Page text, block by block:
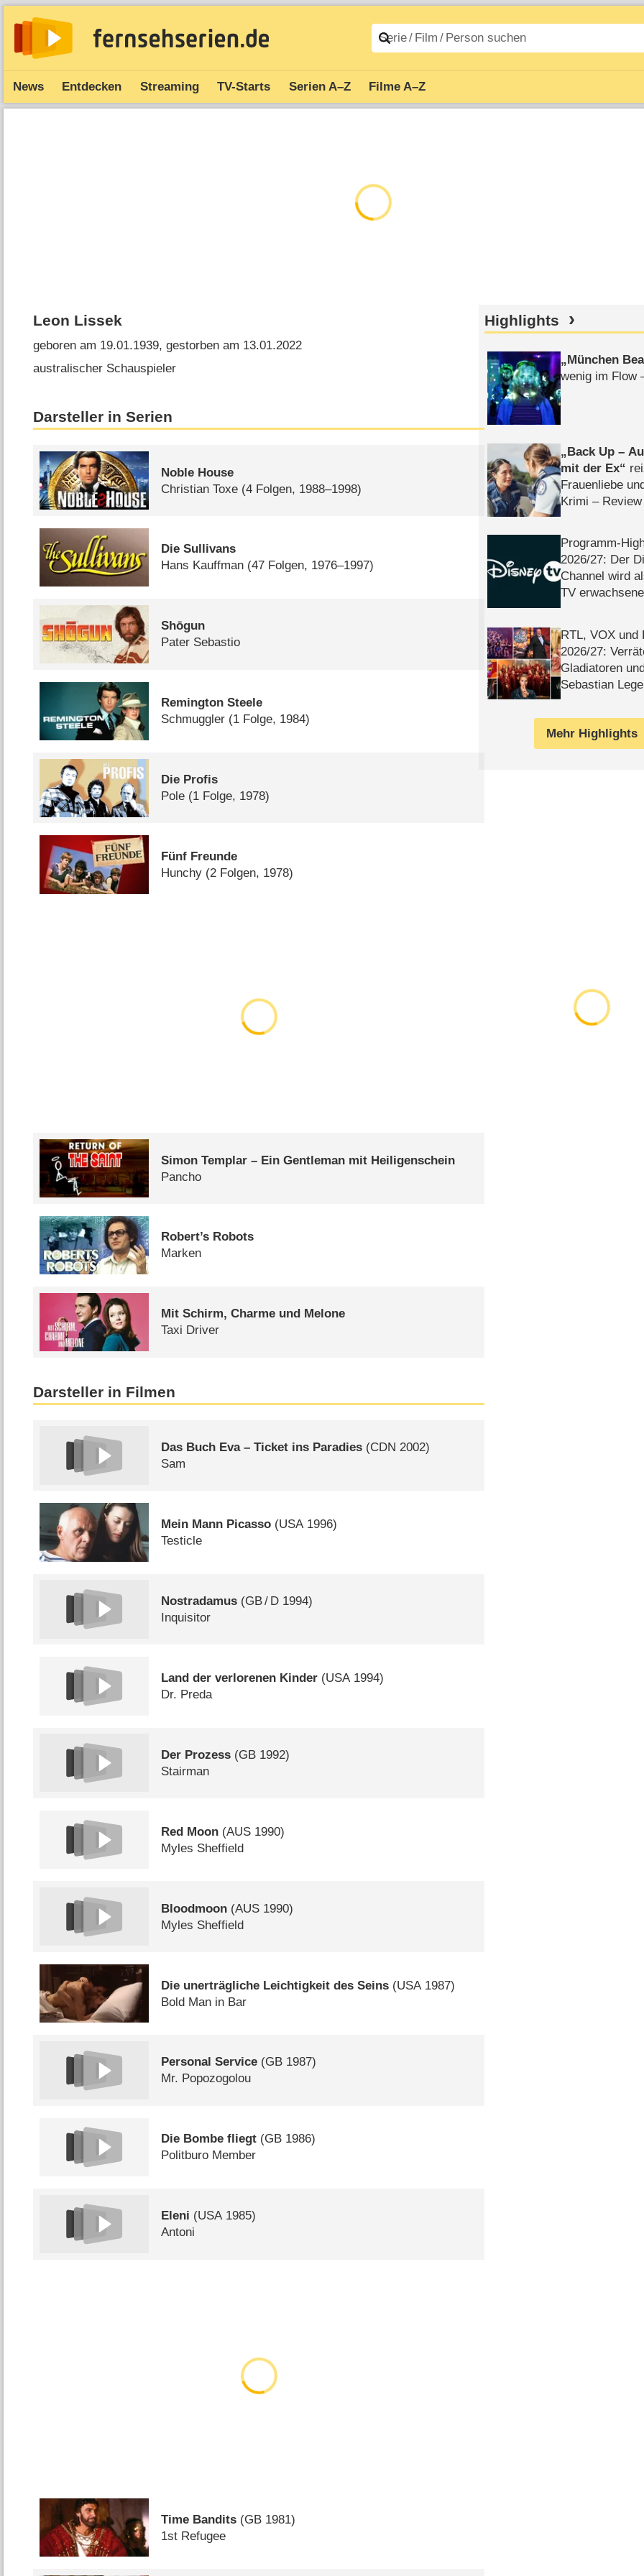
News Entdecken Streaming TV-Starts Serien A–Z Filme A–Z
Leon Lissek
geboren am 19.01.1939, gestorben am 13.01.2022
australischer Schauspieler
Darsteller in Serien
Noble House
Christian Toxe (4 Folgen, 1988–1998)
Die Sullivans
Hans Kauffman (47 Folgen, 1976–1997)
Shōgun
Pater Sebastio
Remington Steele
Schmuggler (1 Folge, 1984)
Die Profis
Pole (1 Folge, 1978)
Fünf Freunde
Hunchy (2 Folgen, 1978)
Simon Templar – Ein Gentleman mit Heiligenschein
Pancho
Robert’s Robots
Marken
Mit Schirm, Charme und Melone
Taxi Driver
Darsteller in Filmen
Das Buch Eva – Ticket ins Paradies (CDN 2002)
Sam
Mein Mann Picasso (USA1996)
Testicle
Nostradamus (GB/ D 1994)
Inquisitor
Land der verlorenen Kinder (USA1994)
Dr. Preda
Der Prozess (GB 1992)
Stairman
Red Moon (AUS 1990)
Myles Sheffield
Bloodmoon (AUS 1990)
Myles Sheffield
Die unerträgliche Leichtigkeit des Seins (USA 1987)
Bold Man in Bar
Personal Service (GB 1987)
Mr. Popozogolou
Die Bombe fliegt (GB 1986)
Politburo Member
Eleni (USA1985)
Antoni
Time Bandits (GB 1981)
1st Refugee
Highlights
München
wenig im Flow
Back Up –
mit der Ex
Frauenliebe
Krimi – Review
Programm-
2026/​27: Der
Channel wird
TV
RTL, VOX und
2026/​27:
Gladiatoren
Sebastian Lege
Mehr Highlights